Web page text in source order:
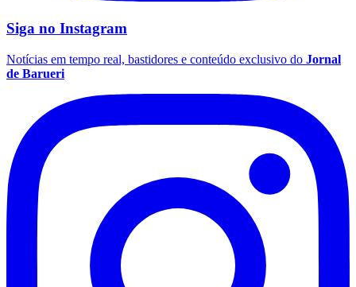
Grêmio
Siga no Instagram
Notícias em tempo real, bastidores e conteúdo exclusivo do Jornal
de Barueri